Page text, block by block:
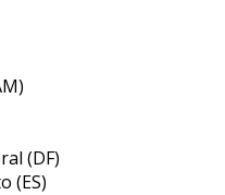
ser encontrados em uma
que incluem filtros
de tubo, e filtros de rede.
particularidades e é
atender a diferentes
de operação, sempre
proporcionar uma filtragem
(DF)
(ES)